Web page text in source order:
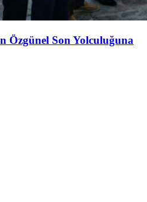
Özgünel Son Yolculuğuna